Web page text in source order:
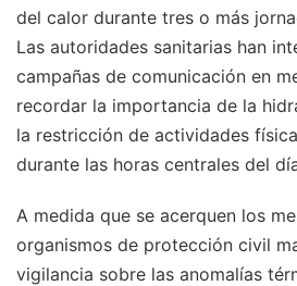
del calor durante tres o más
Las autoridades sanitarias han
campañas de comunicación en
recordar la importancia de la
la restricción de actividades
durante las horas centrales del
A medida que se acerquen los
organismos de protección civil
vigilancia sobre las anomalías